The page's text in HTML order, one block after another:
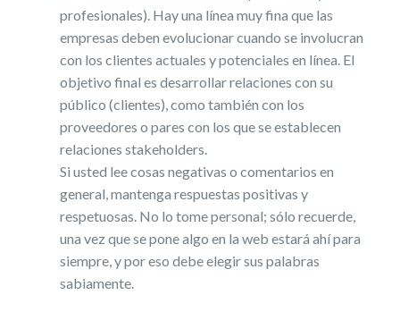
profesionales). Hay una línea muy fina que las
empresas deben evolucionar cuando se involucran
con los clientes actuales y potenciales en línea. El
objetivo final es desarrollar relaciones con su
público (clientes), como también con los
proveedores o pares con los que se establecen
relaciones stakeholders.
Si usted lee cosas negativas o comentarios en
general, mantenga respuestas positivas y
respetuosas. No lo tome personal; sólo recuerde,
una vez que se pone algo en la web estará ahí para
siempre, y por eso debe elegir sus palabras
sabiamente.